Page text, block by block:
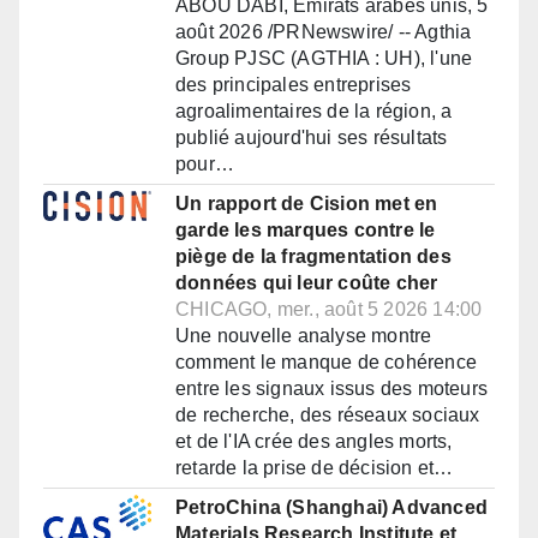
ABOU DABI, Émirats arabes unis, 5
août 2026 /PRNewswire/ -- Agthia
Group PJSC (AGTHIA : UH), l'une
des principales entreprises
agroalimentaires de la région, a
publié aujourd'hui ses résultats
pour…
Un rapport de Cision met en
garde les marques contre le
piège de la fragmentation des
données qui leur coûte cher
CHICAGO, mer., août 5 2026 14:00
Une nouvelle analyse montre
comment le manque de cohérence
entre les signaux issus des moteurs
de recherche, des réseaux sociaux
et de l'IA crée des angles morts,
retarde la prise de décision et…
PetroChina (Shanghai) Advanced
Materials Research Institute et